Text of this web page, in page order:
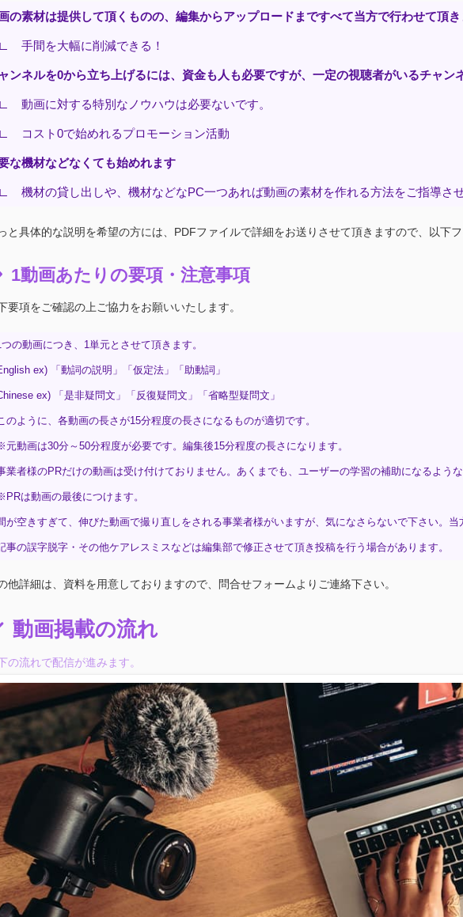
の素材は提供して頂くものの、編集からアップロードまですべて当方で行わせて頂き
手間を大幅に削減できる！
ンネルを0から立ち上げるには、資金も人も必要ですが、一定の視聴者がいるチャン
動画に対する特別なノウハウは必要ないです。
コスト0で始めれるプロモーション活動
な機材などなくても始めれます
機材の貸し出しや、機材などなPC一つあれば動画の素材を作れる方法をご指導させ
と具体的な説明を希望の方には、PDFファイルで詳細をお送りさせて頂きますので、以下
1動画あたりの要項・注意事項
要項をご確認の上ご協力をお願いいたします。
つの動画につき、1単元とさせて頂きます。
ex) 「動詞の説明」「仮定法」「助動詞」
ex) 「是非疑問文」「反復疑問文」「省略型疑問文」
ように、各動画の長さが15分程度の長さになるものが適切です。
動画は30分～50分程度が必要です。編集後15分程度の長さになります。
業者様のPRだけの動画は受け付けておりません。あくまでも、ユーザーの学習の補助になるよう
は動画の最後につけます。
が空きすぎて、伸びた動画で撮り直しをされる事業者様がいますが、気になさらないで下さい。当
事の誤字脱字・その他ケアレスミスなどは編集部で修正させて頂き投稿を行う場合があります。
他詳細は、資料を用意しておりますので、問合せフォームよりご連絡下さい。
動画掲載の流れ
の流れで配信が進みます。